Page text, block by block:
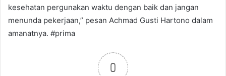
kesehatan pergunakan waktu dengan baik dan jangan
menunda pekerjaan,” pesan Achmad Gusti Hartono dalam
amanatnya. #prima
0